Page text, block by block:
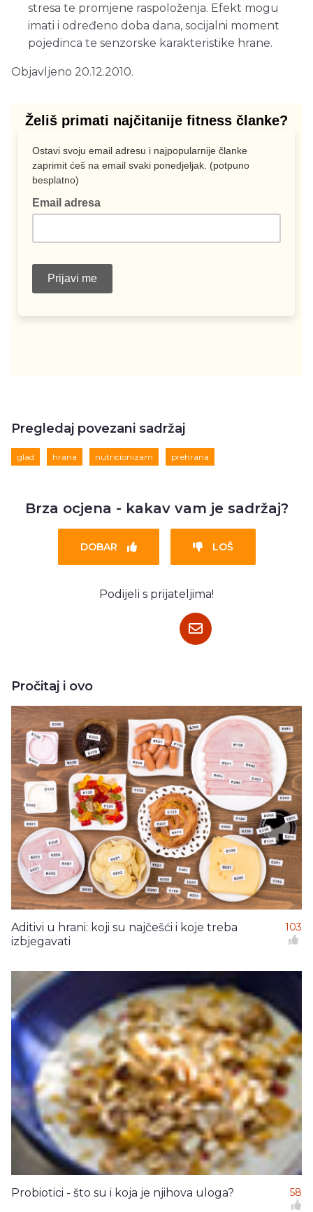
stresa te promjene raspoloženja. Efekt mogu
imati i određeno doba dana, socijalni moment
pojedinca te senzorske karakteristike hrane.
Objavljeno 20.12.2010.
Pregledaj povezani sadržaj
glad hrana nutricionizam prehrana
Brza ocjena - kakav vam je sadržaj?
DOBAR LOŠ
Podijeli s prijateljima!
Pročitaj i ovo
Aditivi u hrani: koji su najčešći i koje treba
izbjegavati
103
Probiotici - što su i koja je njihova uloga? 58